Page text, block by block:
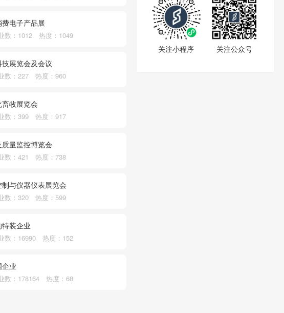
电子产品展
数：1012 热度：1049
展览会及会议
数：227 热度：960
牧展览会
数：399 热度：917
量监控博览会
数：421 热度：738
与仪器仪表展览会
数：320 热度：599
装企业
数：16990 热度：152
业
数：178164 热度：68
关注小程序 关注公众号